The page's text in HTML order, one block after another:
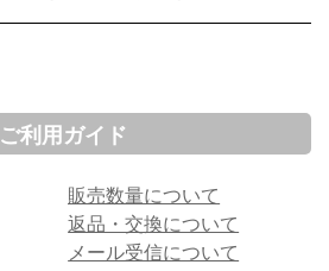
ご利用ガイド
販売数量について
返品・交換について
メール受信について